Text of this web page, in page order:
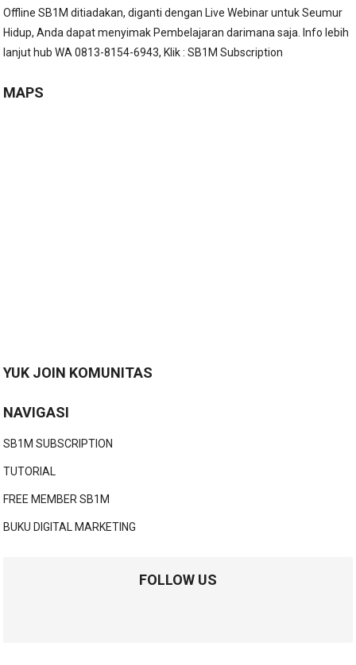
Offline SB1M ditiadakan, diganti dengan Live Webinar untuk Seumur
Hidup, Anda dapat menyimak Pembelajaran darimana saja. Info lebih
lanjut hub WA 0813-8154-6943, Klik :SB1M Subscription
MAPS
YUK JOIN KOMUNITAS
NAVIGASI
SB1M SUBSCRIPTION
TUTORIAL
FREE MEMBER SB1M
BUKU DIGITAL MARKETING
FOLLOW US